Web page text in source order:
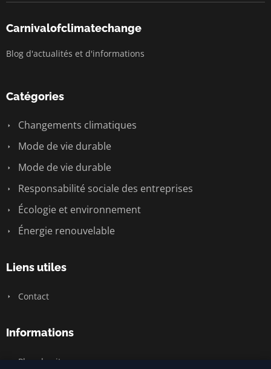
Carnivalofclimatechange
Blog d'actualités et d'informations
Catégories
Changements climatiques
Mode de vie durable
Mode de vie durable
Responsabilité sociale des entreprises
Écologie et environnement
Énergie renouvelable
Liens utiles
Contact
Informations
Plan du site